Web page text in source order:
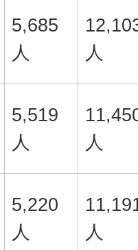
5,685
人
人
5,519
人
人
5,220
人
人